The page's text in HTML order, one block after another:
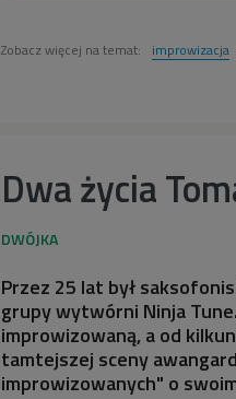
Zobacz więcej na temat: improwizacja
Dwa życia
Przez 25 lat był
grupy wytwórni Ninja
improwizowaną, a od
tamtejszej sceny
improwizowanych" o